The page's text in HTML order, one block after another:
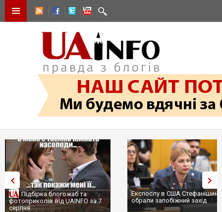
Підбірка блогожаб та
фотоприколів від UAINFO за 7
серпня
Експослу в США
обрали запобіжний захід